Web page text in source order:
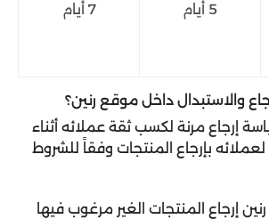
5 أيام 7 أيام
والاستبدال داخل موقع رنين؟
إرجاع مرنة لكسب ثقة عملائه أثناء
بإرجاع المنتجات وفقاً للشروط
إرجاع المنتجات الغير مرغوب فيها